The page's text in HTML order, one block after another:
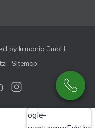
by Immonia GmbH
Sitemap
Google-